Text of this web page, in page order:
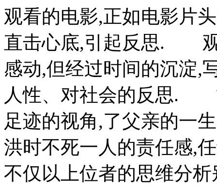
观看的电影,正如电影片
直击心底,引起反思. 观
感动,但经过时间的沉淀,
人性、对社会的反思.
足迹的视角,了父亲的一
洪时不死一人的责任感,
不仅以上位者的思维分